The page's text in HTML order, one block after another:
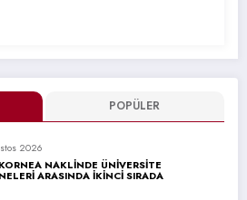
POPÜLER
2026
NAKLİNDE ÜNİVERSİTE
ARASINDA İKİNCİ SIRADA